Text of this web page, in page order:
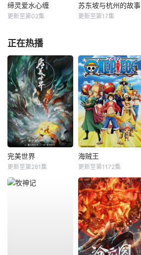
缔灵爱水心缠
更新至第02集
苏东坡与杭州的故事
更新至第17集
正在热播
完美世界
更新至第281集
海贼王
更新至第1172集